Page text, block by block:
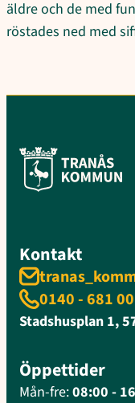
äldre och de med
röstades ned med
Kontakt
0140 - 681 00
Stadshusplan 1,
Öppettider
Mån-fre:08:00 -